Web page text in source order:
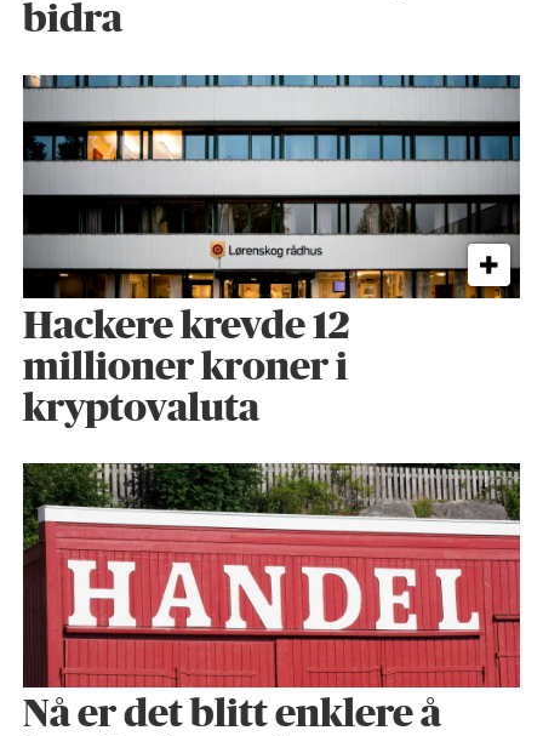
bidra
Hackere krevde 12
millioner kroner i
kryptovaluta
Nå er det blitt enklere å